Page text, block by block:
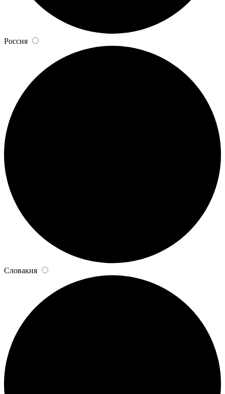
Россия
Словакия